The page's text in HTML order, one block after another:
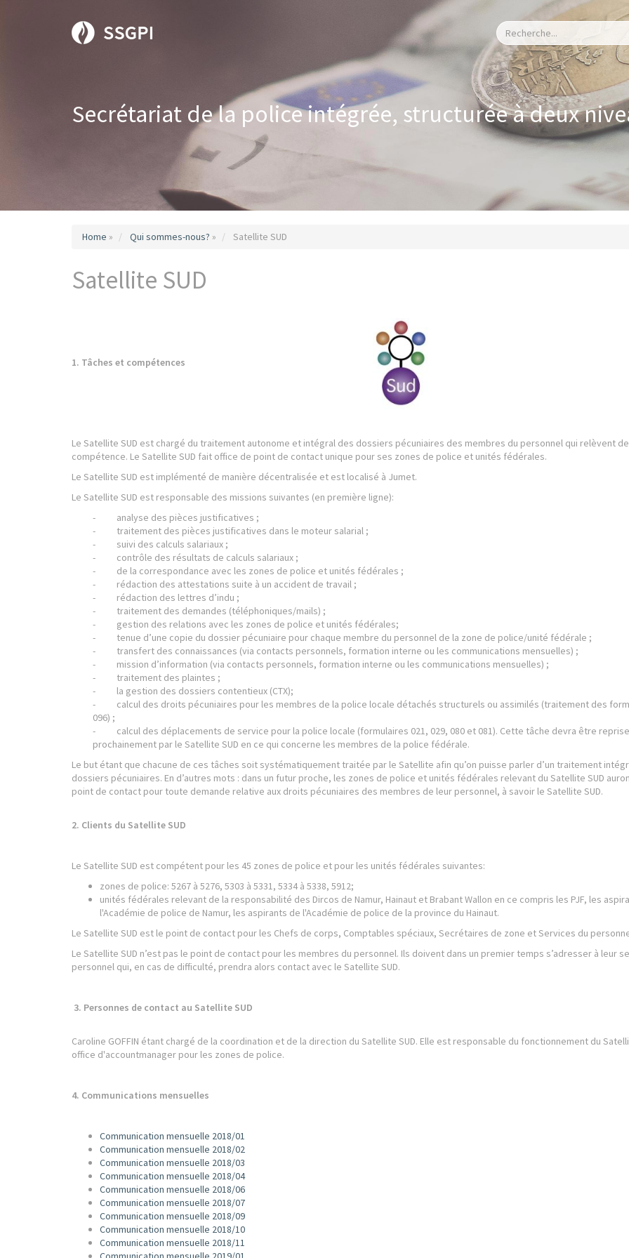
Secrétariat de la police intégrée, structurée à deux
Home » Qui sommes-nous? » Satellite SUD
Satellite SUD
1. Tâches et compétences
Le Satellite SUD est chargé du traitement autonome et intégral des dossiers pécuniaires des membres du personnel qui relèvent
compétence. Le Satellite SUD fait office de point de contact unique pour ses zones de police et unités fédérales.
Le Satellite SUD est implémenté de manière décentralisée et est localisé à Jumet.
Le Satellite SUD est responsable des missions suivantes (en première ligne):
- analyse des pièces justificatives ;
- traitement des pièces justificatives dans le moteur salarial ;
- suivi des calculs salariaux ;
- contrôle des résultats de calculs salariaux ;
- de la correspondance avec les zones de police et unités fédérales ;
- rédaction des attestations suite à un accident de travail ;
- rédaction des lettres d’indu ;
- traitement des demandes (téléphoniques/mails) ;
- gestion des relations avec les zones de police et unités fédérales;
- tenue d’une copie du dossier pécuniaire pour chaque membre du personnel de la zone de police/unité fédérale ;
- transfert des connaissances (via contacts personnels, formation interne ou les communications mensuelles) ;
- mission d’information (via contacts personnels, formation interne ou les communications mensuelles) ;
- traitement des plaintes ;
- la gestion des dossiers contentieux (CTX);
- calcul des droits pécuniaires pour les membres de la police locale détachés structurels ou assimilés (traitement des
096) ;
- calcul des déplacements de service pour la police locale (formulaires 021, 029, 080 et 081). Cette tâche devra être reprise
prochainement par le Satellite SUD en ce qui concerne les membres de la police fédérale.
Le but étant que chacune de ces tâches soit systématiquement traitée par le Satellite afin qu’on puisse parler d’un traitement
dossiers pécuniaires. En d’autres mots : dans un futur proche, les zones de police et unités fédérales relevant du Satellite SUD
point de contact pour toute demande relative aux droits pécuniaires des membres de leur personnel, à savoir le Satellite SUD.
2. Clients du Satellite SUD
Le Satellite SUD est compétent pour les 45 zones de police et pour les unités fédérales suivantes:
zones de police: 5267 à 5276, 5303 à 5331, 5334 à 5338, 5912;
unités fédérales relevant de la responsabilité des Dircos de Namur, Hainaut et Brabant Wallon en ce compris les PJF, les
l'Académie de police de Namur, les aspirants de l'Académie de police de la province du Hainaut.
Le Satellite SUD est le point de contact pour les Chefs de corps, Comptables spéciaux, Secrétaires de zone et Services du
Le Satellite SUD n’est pas le point de contact pour les membres du personnel. Ils doivent dans un premier temps s’adresser à leur
personnel qui, en cas de difficulté, prendra alors contact avec le Satellite SUD.
3. Personnes de contact au Satellite SUD
Caroline GOFFIN étant chargé de la coordination et de la direction du Satellite SUD. Elle est responsable du fonctionnement du
office d'accountmanager pour les zones de police.
4. Communications mensuelles
Communication mensuelle 2018/01
Communication mensuelle 2018/02
Communication mensuelle 2018/03
Communication mensuelle 2018/04
Communication mensuelle 2018/06
Communication mensuelle 2018/07
Communication mensuelle 2018/09
Communication mensuelle 2018/10
Communication mensuelle 2018/11